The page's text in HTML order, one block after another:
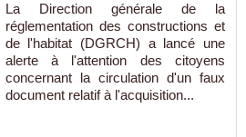
La Direction générale de la
réglementation des constructions et
de l'habitat (DGRCH) a lancé une
alerte à l'attention des citoyens
concernant la circulation d'un faux
document relatif à l'acquisition...